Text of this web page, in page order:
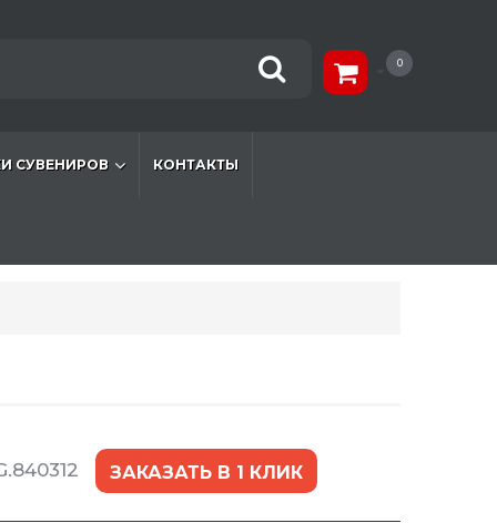
0
СУВЕНИРОВ КОНТАКТЫ
ЗАКАЗАТЬ В 1 КЛИК